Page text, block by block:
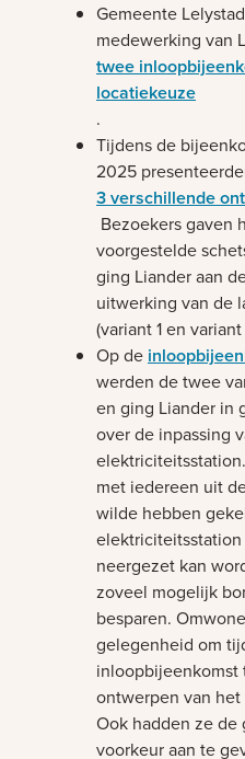
Gemeente
medewerking van
twee
locatiekeuze
.
Tijdens de
2025
3 verschillende
Bezoekers gaven
voorgestelde
ging Liander aan
uitwerking van de
(variant 1 en variant
Op de
werden de twee
en ging Liander in
over de inpassing
met iedereen uit
wilde hebben
neergezet kan
zoveel mogelijk
besparen.
gelegenheid om
inloopbijeenkomst
ontwerpen van
Ook hadden ze
voorkeur aan te